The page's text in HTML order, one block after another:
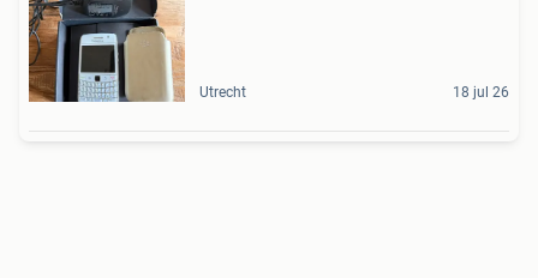
Utrecht 18 jul 26